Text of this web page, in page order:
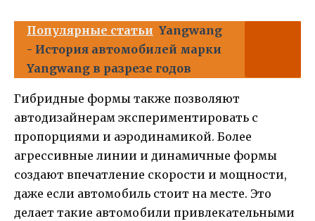
Популярные статьи Yangwang
- История автомобилей марки
Yangwang в разрезе годов
Гибридные формы также позволяют
автодизайнерам экспериментировать с
пропорциями и аэродинамикой. Более
агрессивные линии и динамичные формы
создают впечатление скорости и мощности,
даже если автомобиль стоит на месте. Это
делает такие автомобили привлекательными